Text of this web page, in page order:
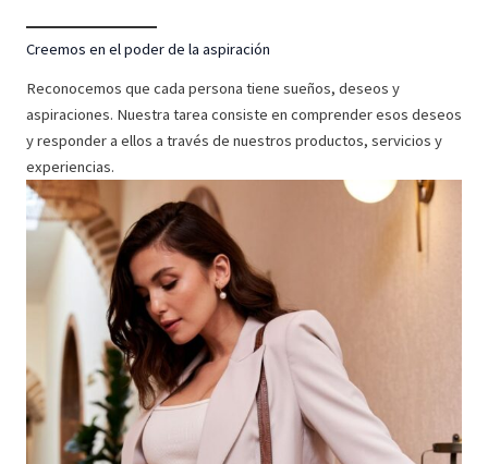
Creemos en el poder de la aspiración
Reconocemos que cada persona tiene sueños, deseos y
aspiraciones. Nuestra tarea consiste en comprender esos deseos
y responder a ellos a través de nuestros productos, servicios y
experiencias.